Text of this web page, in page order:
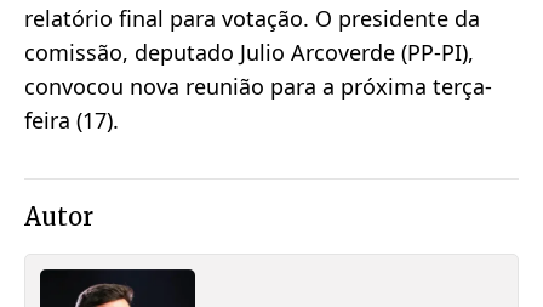
relatório final para votação. O presidente da
comissão, deputado Julio Arcoverde (PP-PI),
convocou nova reunião para a próxima terça-
feira (17).
Autor